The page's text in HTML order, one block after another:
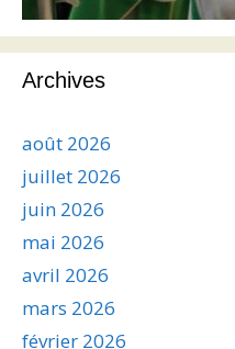
Archives
août 2026
juillet 2026
juin 2026
mai 2026
avril 2026
mars 2026
février 2026